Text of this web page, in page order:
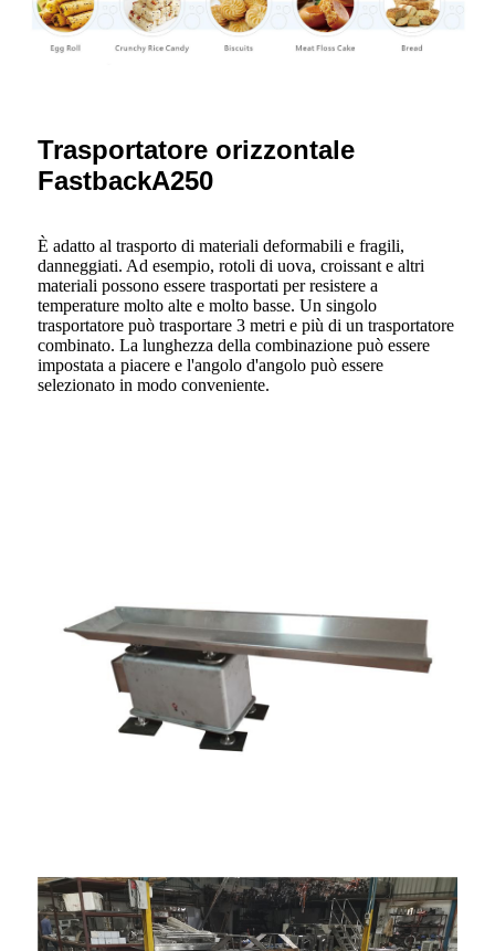
Trasportatore orizzontale
FastbackA250
È adatto al trasporto di materiali deformabili e fragili,
danneggiati. Ad esempio, rotoli di uova, croissant e altri
materiali possono essere trasportati per resistere a
temperature molto alte e molto basse. Un singolo
trasportatore può trasportare 3 metri e più di un trasportatore
combinato. La lunghezza della combinazione può essere
impostata a piacere e l'angolo d'angolo può essere
selezionato in modo conveniente.